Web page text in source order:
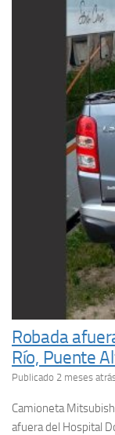
Robada
Río, Puente
Publicado 2 meses
Camioneta
afuera del Hospital